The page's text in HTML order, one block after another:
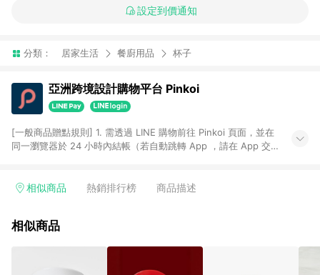
設定到價通知
分類： 居家生活 餐廚用品 杯子
亞洲跨境設計購物平台 Pinkoi
[一般商品贈點規則] 1. 需透過 LINE 購物前往 Pinkoi 頁面，並在
同一瀏覽器於 24 小時內結帳（若自動跳轉 App ，請在 App 交
回饋訂單不得享有 Pinkoi 站方優惠，例如首購優惠，P coins，
行為，不具贈點資格，部分退款不在此限。 6. APP 請更新至
運費，攤位費等不具贈點資格。 9. LINE 購物站上之商品規格、
相似商品 熱銷排行榜 商品描述
相似商品